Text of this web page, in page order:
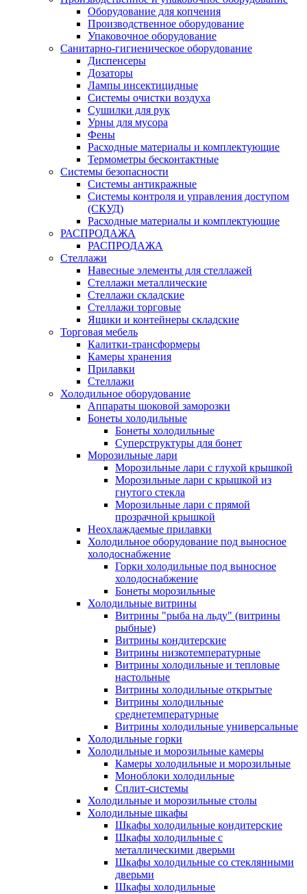
Оборудование для копчения
Производственное оборудование
Упаковочное оборудование
Санитарно-гигиеническое оборудование
Диспенсеры
Дозаторы
Лампы инсектицидные
Системы очистки воздуха
Сушилки для рук
Урны для мусора
Фены
Расходные материалы и комплектующие
Термометры бесконтактные
Системы безопасности
Системы антикражные
Системы контроля и управления доступом
(СКУД)
Расходные материалы и комплектующие
РАСПРОДАЖА
РАСПРОДАЖА
Стеллажи
Навесные элементы для стеллажей
Стеллажи металлические
Стеллажи складские
Стеллажи торговые
Ящики и контейнеры складские
Торговая мебель
Калитки-трансформеры
Камеры хранения
Прилавки
Стеллажи
Холодильное оборудование
Аппараты шоковой заморозки
Бонеты холодильные
Бонеты холодильные
Суперструктуры для бонет
Морозильные лари
Морозильные лари с глухой крышкой
Морозильные лари с крышкой из
гнутого стекла
Морозильные лари с прямой
прозрачной крышкой
Неохлаждаемые прилавки
Холодильное оборудование под выносное
холодоснабжение
Горки холодильные под выносное
холодоснабжение
Бонеты морозильные
Холодильные витрины
Витрины "рыба на льду" (витрины
рыбные)
Витрины кондитерские
Витрины низкотемпературные
Витрины холодильные и тепловые
настольные
Витрины холодильные открытые
Витрины холодильные
среднетемпературные
Витрины холодильные универсальные
Холодильные горки
Холодильные и морозильные камеры
Камеры холодильные и морозильные
Моноблоки холодильные
Сплит-системы
Холодильные и морозильные столы
Холодильные шкафы
Шкафы холодильные кондитерские
Шкафы холодильные с
металлическими дверьми
Шкафы холодильные со стеклянными
дверьми
Шкафы холодильные